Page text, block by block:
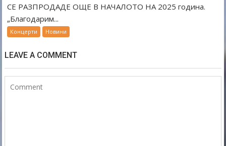
СЕ РАЗПРОДАДЕ ОЩЕ В НАЧАЛОТО НА 2025 година.
„Благодарим...
Концерти Новини
LEAVE A COMMENT